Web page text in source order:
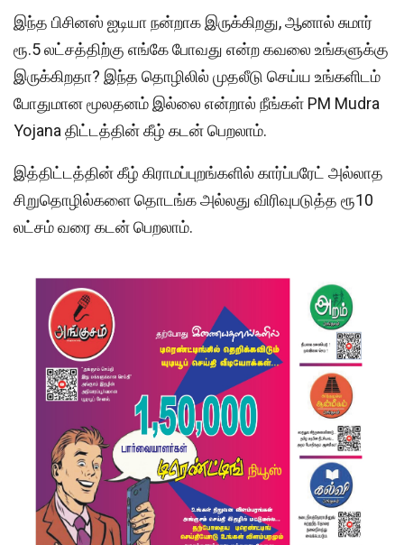
இந்த பிசினஸ் ஐடியா நன்றாக இருக்கிறது, ஆனால் சுமார்
ரூ.5 லட்சத்திற்கு எங்கே போவது என்ற கவலை உங்களுக்கு
இருக்கிறதா? இந்த தொழிலில் முதலீடு செய்ய உங்களிடம்
போதுமான மூலதனம் இல்லை என்றால் நீங்கள் PM Mudra
Yojana திட்டத்தின் கீழ் கடன் பெறலாம்.
இத்திட்டத்தின் கீழ் கிராமப்புறங்களில் கார்ப்பரேட் அல்லாத
சிறுதொழில்களை தொடங்க அல்லது விரிவுபடுத்த ரூ10
லட்சம் வரை கடன் பெறலாம்.